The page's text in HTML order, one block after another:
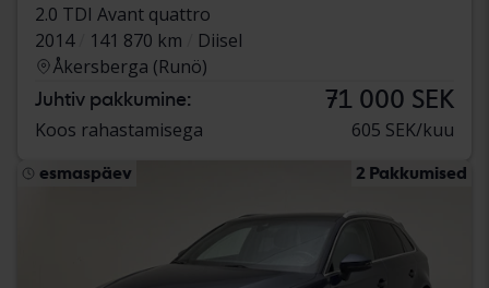
2.0 TDI Avant quattro
2014
141 870 km
Diisel
Åkersberga (Runö)
Juhtiv pakkumine: 71 000 SEK
Koos rahastamisega 605 SEK/kuu
esmaspäev 2 Pakkumised